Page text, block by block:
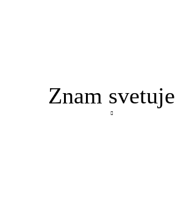
Znam svetuje